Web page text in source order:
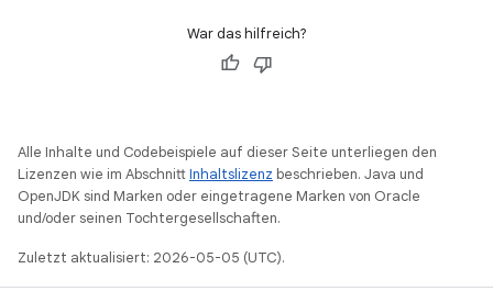
War das hilfreich?
Alle Inhalte und Codebeispiele auf dieser Seite unterliegen den
Lizenzen wie im AbschnittInhaltslizenz beschrieben. Java und
OpenJDK sind Marken oder eingetragene Marken von Oracle
und/oder seinen Tochtergesellschaften.
Zuletzt aktualisiert: 2026-05-05 (UTC).